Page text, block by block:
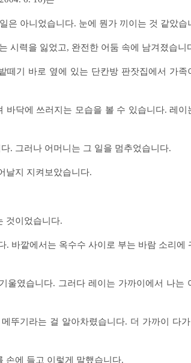
은 아니었습니다. 눈에 뭔가 끼이는 것 같았
시력을 잃었고, 완전한 어둠 속에 남겨졌습니
떼기 바로 옆에 있는 단칸방 판잣집에서 가족
바닥에 쓰러지는 모습을 볼 수 있습니다. 레이
. 그러나 어머니는 그 일을 멈추었습니다.
날지 지켜보았습니다.
것이었습니다.
바깥에서는 옥수수 사이로 부는 바람 소리에
울였습니다. 그러다 레이는 가까이에서 나는
뚜기라는 걸 알아차렸습니다. 더 가까이 다
손에 들고 이렇게 말했습니다.